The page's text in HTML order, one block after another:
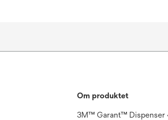
Om produktet
3M™ Garant™ Dispenser